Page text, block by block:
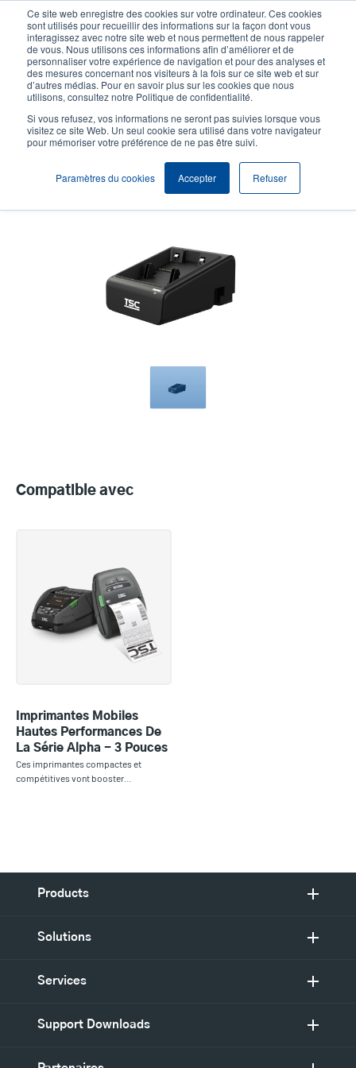
Ce site web enregistre des cookies sur votre ordinateur. Ces cookies
sont utilisés pour recueillir des informations sur la façon dont vous
interagissez avec notre site web et nous permettent de nous rappeler
de vous. Nous utilisons ces informations afin d’améliorer et de
personnaliser votre expérience de navigation et pour des analyses et
des mesures concernant nos visiteurs à la fois sur ce site web et sur
d’autres médias. Pour en savoir plus sur les cookies que nous
utilisons, consultez notre Politique de confidentialité.
Si vous refusez, vos informations ne seront pas suivies lorsque vous
visitez ce site Web. Un seul cookie sera utilisé dans votre navigateur
pour mémoriser votre préférence de ne pas être suivi.
Paramètres du cookies Accepter Refuser
contenu
principal
User
account
menu
User
Header
Sélection Produits Contact Commercial
Chargeur de batterie
Chargeur de batterie à 1 emplacement compatible avec l'Alpha-30L
Compatible avec
Imprimantes Mobiles
Hautes Performances De
La Série Alpha - 3 Pouces
Ces imprimantes compactes et
compétitives vont booster…
Products
Solutions
Services
Support Downloads